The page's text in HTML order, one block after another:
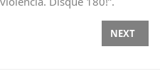
FECOSUL RECEBE NEXT
NEXT